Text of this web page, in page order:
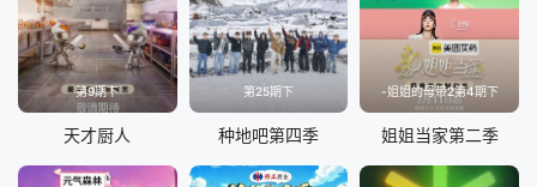
第9期下
天才厨人
第25期下
种地吧第四季
-姐姐的母带2第4期下
姐姐当家第二季